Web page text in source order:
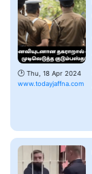
🕑 Thu, 18 Apr 2024
www.todayjaffna.com